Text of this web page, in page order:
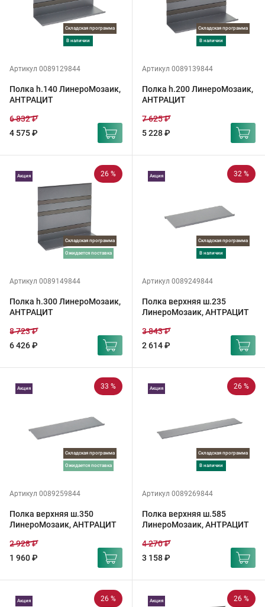
Складская программа
в наличии
Артикул 0089129844
Полка h.140 ЛинероМозаик,
АНТРАЦИТ
4 575 ₽
6 832 ₽
Складская программа
в наличии
Артикул 0089139844
Полка h.200 ЛинероМозаик,
АНТРАЦИТ
5 228 ₽
7 625 ₽
26 %
Складская программа
ожидается поставка
Акция
Артикул 0089149844
Полка h.300 ЛинероМозаик,
АНТРАЦИТ
6 426 ₽
8 723 ₽
32 %
Складская программа
в наличии
Акция
Артикул 0089249844
Полка верхняя ш.235
ЛинероМозаик, АНТРАЦИТ
2 614 ₽
3 843 ₽
33 %
Складская программа
ожидается поставка
Акция
Артикул 0089259844
Полка верхняя ш.350
ЛинероМозаик, АНТРАЦИТ
1 960 ₽
2 928 ₽
26 %
Складская программа
в наличии
Акция
Артикул 0089269844
Полка верхняя ш.585
ЛинероМозаик, АНТРАЦИТ
3 158 ₽
4 270 ₽
26 %
Акция 26 %
Акция